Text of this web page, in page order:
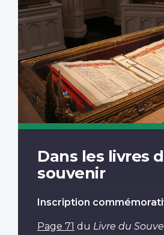
Dans les livres
souvenir
Inscription
Page 71 du Livre du